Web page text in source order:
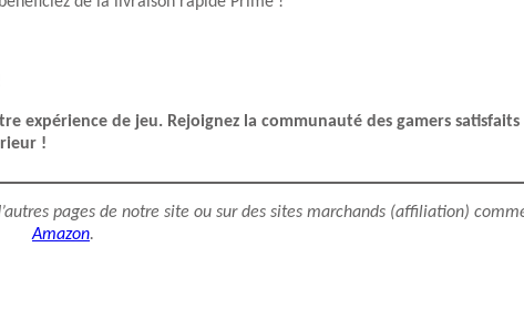
expérience de jeu. Rejoignez la communauté des gamers satisfaits
!
pages de notre site ou sur des sites marchands (affiliation)
Amazon.